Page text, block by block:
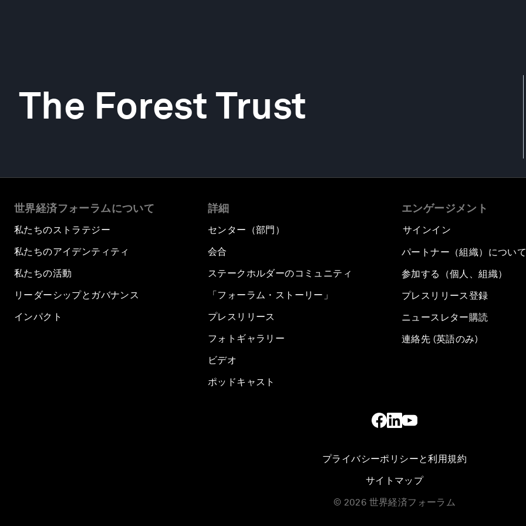
The Forest Trust
世界経済フォーラムについて
私たちのストラテジー
私たちのアイデンティティ
私たちの活動
リーダーシップとガバナンス
インパクト
詳細
センター（部門）
会合
ステークホルダーのコミュニティ
「フォーラム・ストーリー」
プレスリリース
フォトギャラリー
ビデオ
ポッドキャスト
エンゲージメント
サインイン
パートナー（組織）について
参加する（個人、組織）
プレスリリース登録
ニュースレター購読
連絡先 (英語のみ)
プライバシーポリシーと利用規約
サイトマップ
© 2026 世界経済フォーラム